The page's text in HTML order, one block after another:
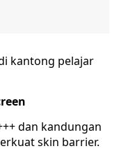
kantong pelajar
dan kandungan
skin barrier.